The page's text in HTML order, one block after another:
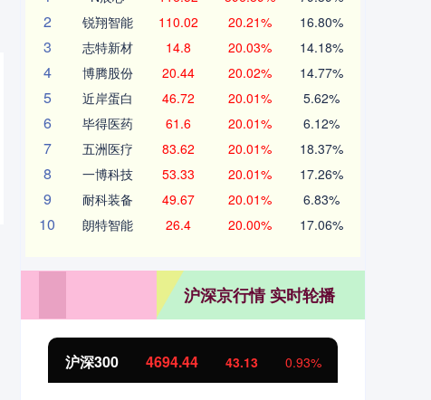
2 锐翔智能 110.02 20.21% 16.80%
3 志特新材 14.8 20.03% 14.18%
4 博腾股份 20.44 20.02% 14.77%
5 近岸蛋白 46.72 20.01% 5.62%
6 毕得医药 61.6 20.01% 6.12%
7 五洲医疗 83.62 20.01% 18.37%
8 一博科技 53.33 20.01% 17.26%
9 耐科装备 49.67 20.01% 6.83%
10 朗特智能 26.4 20.00% 17.06%
沪深京行情 实时轮播
沪深300 4694.44 43.13 0.93%